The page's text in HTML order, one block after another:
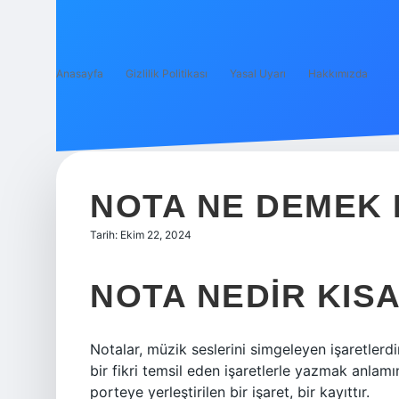
Anasayfa Gizlilik Politikası Yasal Uyarı Hakkımızda
NOTA NE DEMEK
Tarih: Ekim 22, 2024
NOTA NEDIR
Notalar, müzik seslerini simgeleyen
bir fikri temsil eden işaretlerle yazmak
porteye yerleştirilen bir işaret, bir kayıttır.